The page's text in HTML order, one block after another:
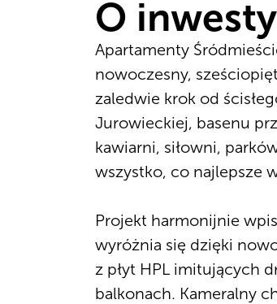
O
Apartamenty
nowoczesny,
zaledwie krok od
Jurowieckiej, basenu
kawiarni, siłowni,
wszystko, co najlepsze
Projekt harmonijnie
wyróżnia się dzięki
z płyt HPL imitujących
balkonach. Kameralny